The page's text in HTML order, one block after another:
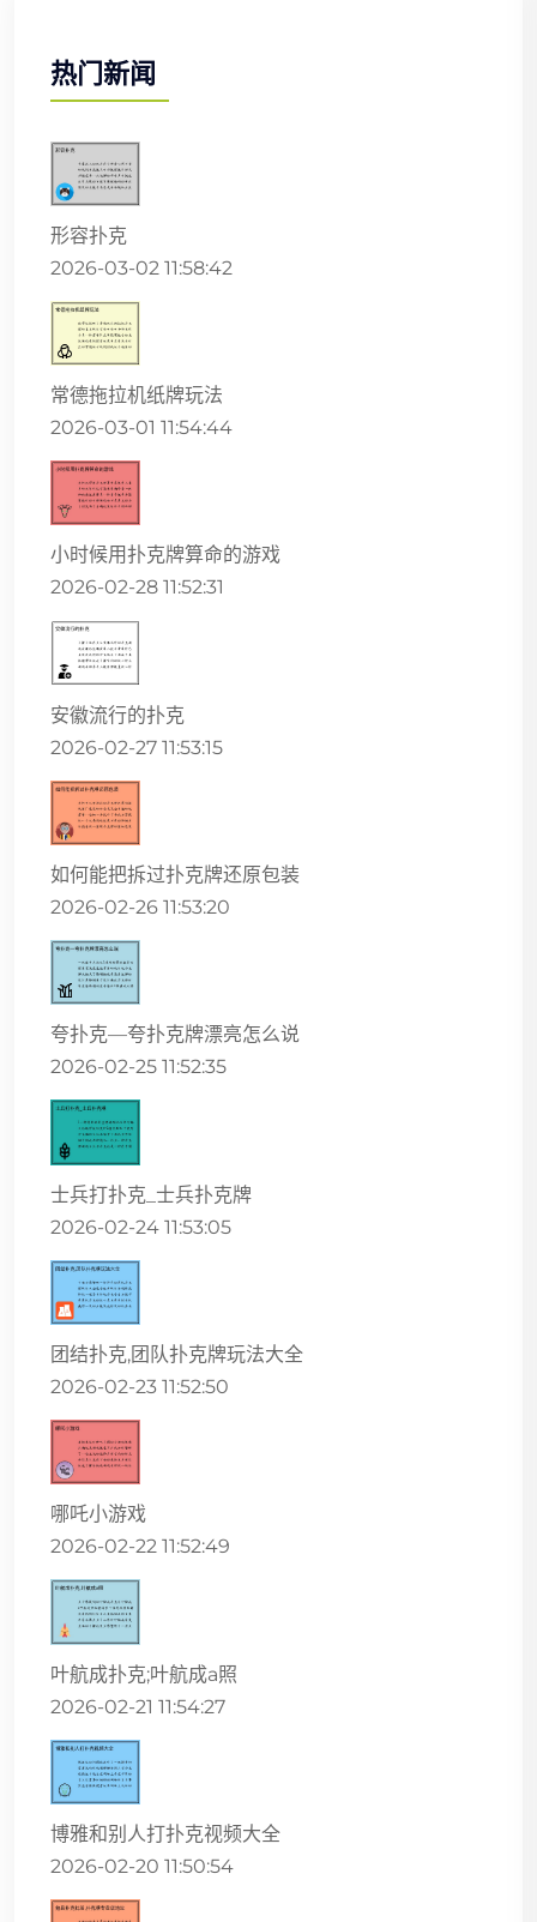
热门新闻
形容扑克
2026-03-02 11:58:42
常德拖拉机纸牌玩法
2026-03-01 11:54:44
小时候用扑克牌算命的游戏
2026-02-28 11:52:31
安徽流行的扑克
2026-02-27 11:53:15
如何能把拆过扑克牌还原包装
2026-02-26 11:53:20
夸扑克—夸扑克牌漂亮怎么说
2026-02-25 11:52:35
士兵打扑克_士兵扑克牌
2026-02-24 11:53:05
团结扑克,团队扑克牌玩法大全
2026-02-23 11:52:50
哪吒小游戏
2026-02-22 11:52:49
叶航成扑克;叶航成a照
2026-02-21 11:54:27
博雅和别人打扑克视频大全
2026-02-20 11:50:54